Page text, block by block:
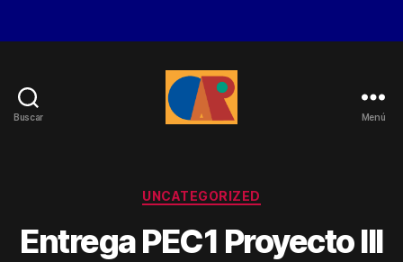
Buscar Menú
Categorías
UNCATEGORIZED
Entrega PEC1 Proyecto III